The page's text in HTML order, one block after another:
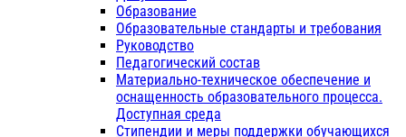
Образование
Образовательные стандарты и требования
Руководство
Педагогический состав
Материально-техническое обеспечение и
оснащенность образовательного процесса.
Доступная среда
Стипендии и меры поддержки обучающихся